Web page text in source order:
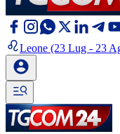
Leone (23 Lug - 23